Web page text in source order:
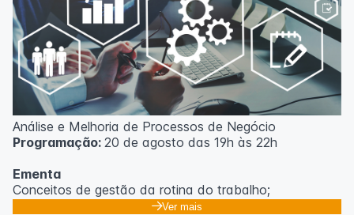
Análise e Melhoria de Processos de Negócio
Programação: 20 de agosto das 19h às 22h
Ementa
Conceitos de gestão da rotina do trabalho;
Promoção de mudanças através do 5S;
Ver mais